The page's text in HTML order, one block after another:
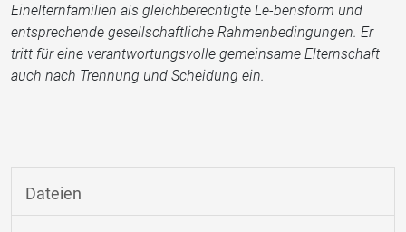
Einelternfamilien als gleichberechtigte Le-bensform und
entsprechende gesellschaftliche Rahmenbedingungen. Er
tritt für eine verantwortungsvolle gemeinsame Elternschaft
auch nach Trennung und Scheidung ein.
Dateien